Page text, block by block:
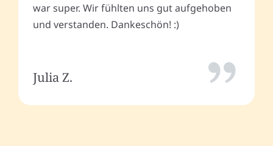
war super. Wir fühlten uns gut aufgehoben
und verstanden. Dankeschön! :)
Julia Z.